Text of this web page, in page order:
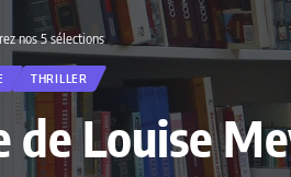
nos 5 sélections
THRILLER
Louise